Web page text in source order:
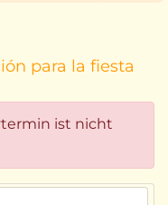
para la fiesta
ist nicht